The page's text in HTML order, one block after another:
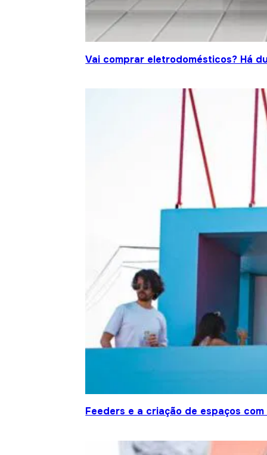
Vai comprar eletrodomésticos? Há
Feeders e a criação de espaços